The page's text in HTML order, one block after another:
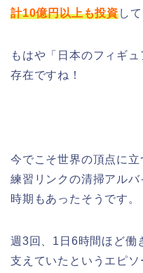
計10億円以上も投資し
もはや「日本のフィギ
存在ですね！
今でこそ世界の頂点に
練習リンクの清掃アル
時期もあったそうです。
週3回、1日6時間ほど働
支えていたというエピソ